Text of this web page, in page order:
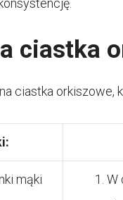
ciastka
ciastka orkiszowe,
mąki
W